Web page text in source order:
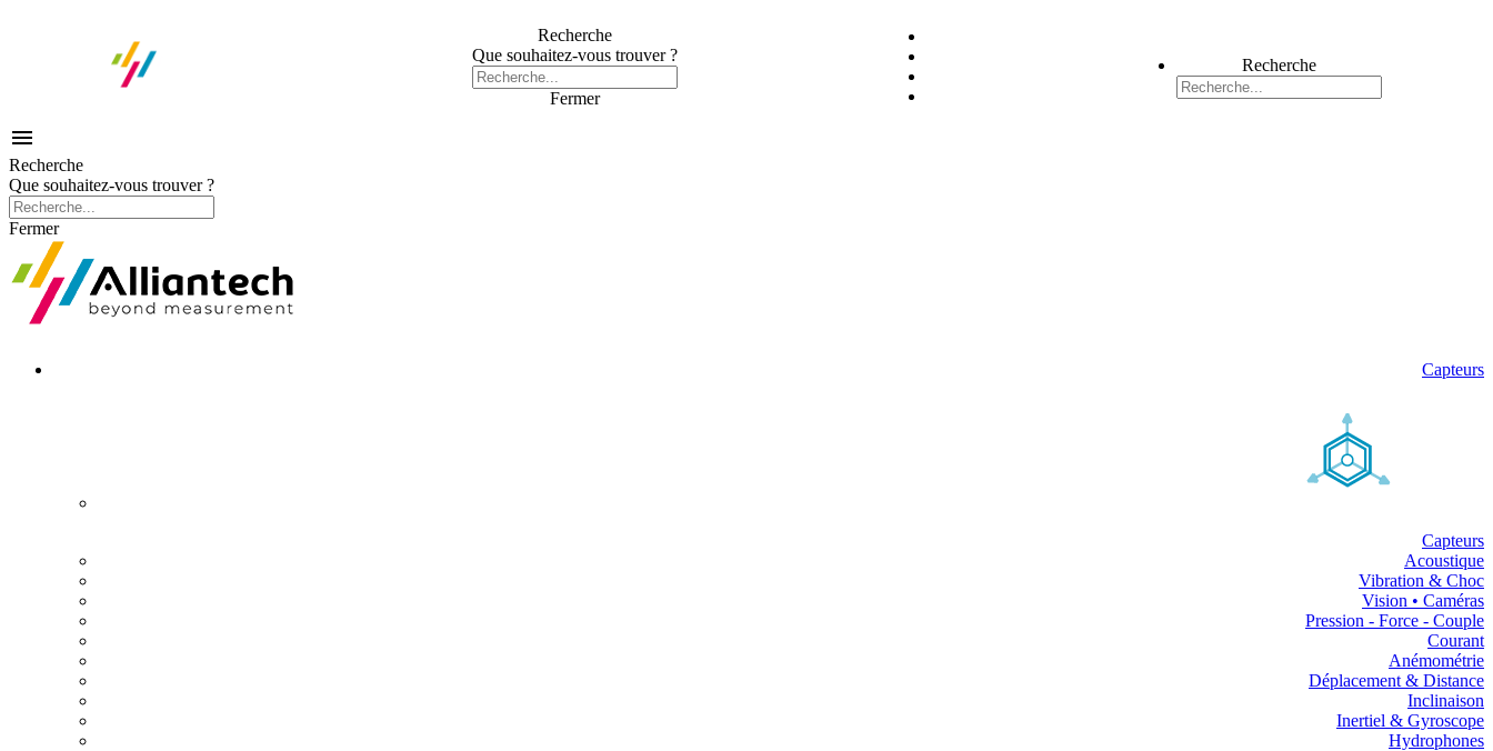
Recherche
Que souhaitez-vous trouver ?
Fermer
Recherche

Recherche
Que souhaitez-vous trouver ?
Fermer
Capteurs
Capteurs
Acoustique
Vibration & Choc
Vision • Caméras
Pression - Force - Couple
Courant
Anémométrie
Déplacement & Distance
Inclinaison
Inertiel & Gyroscope
Hydrophones